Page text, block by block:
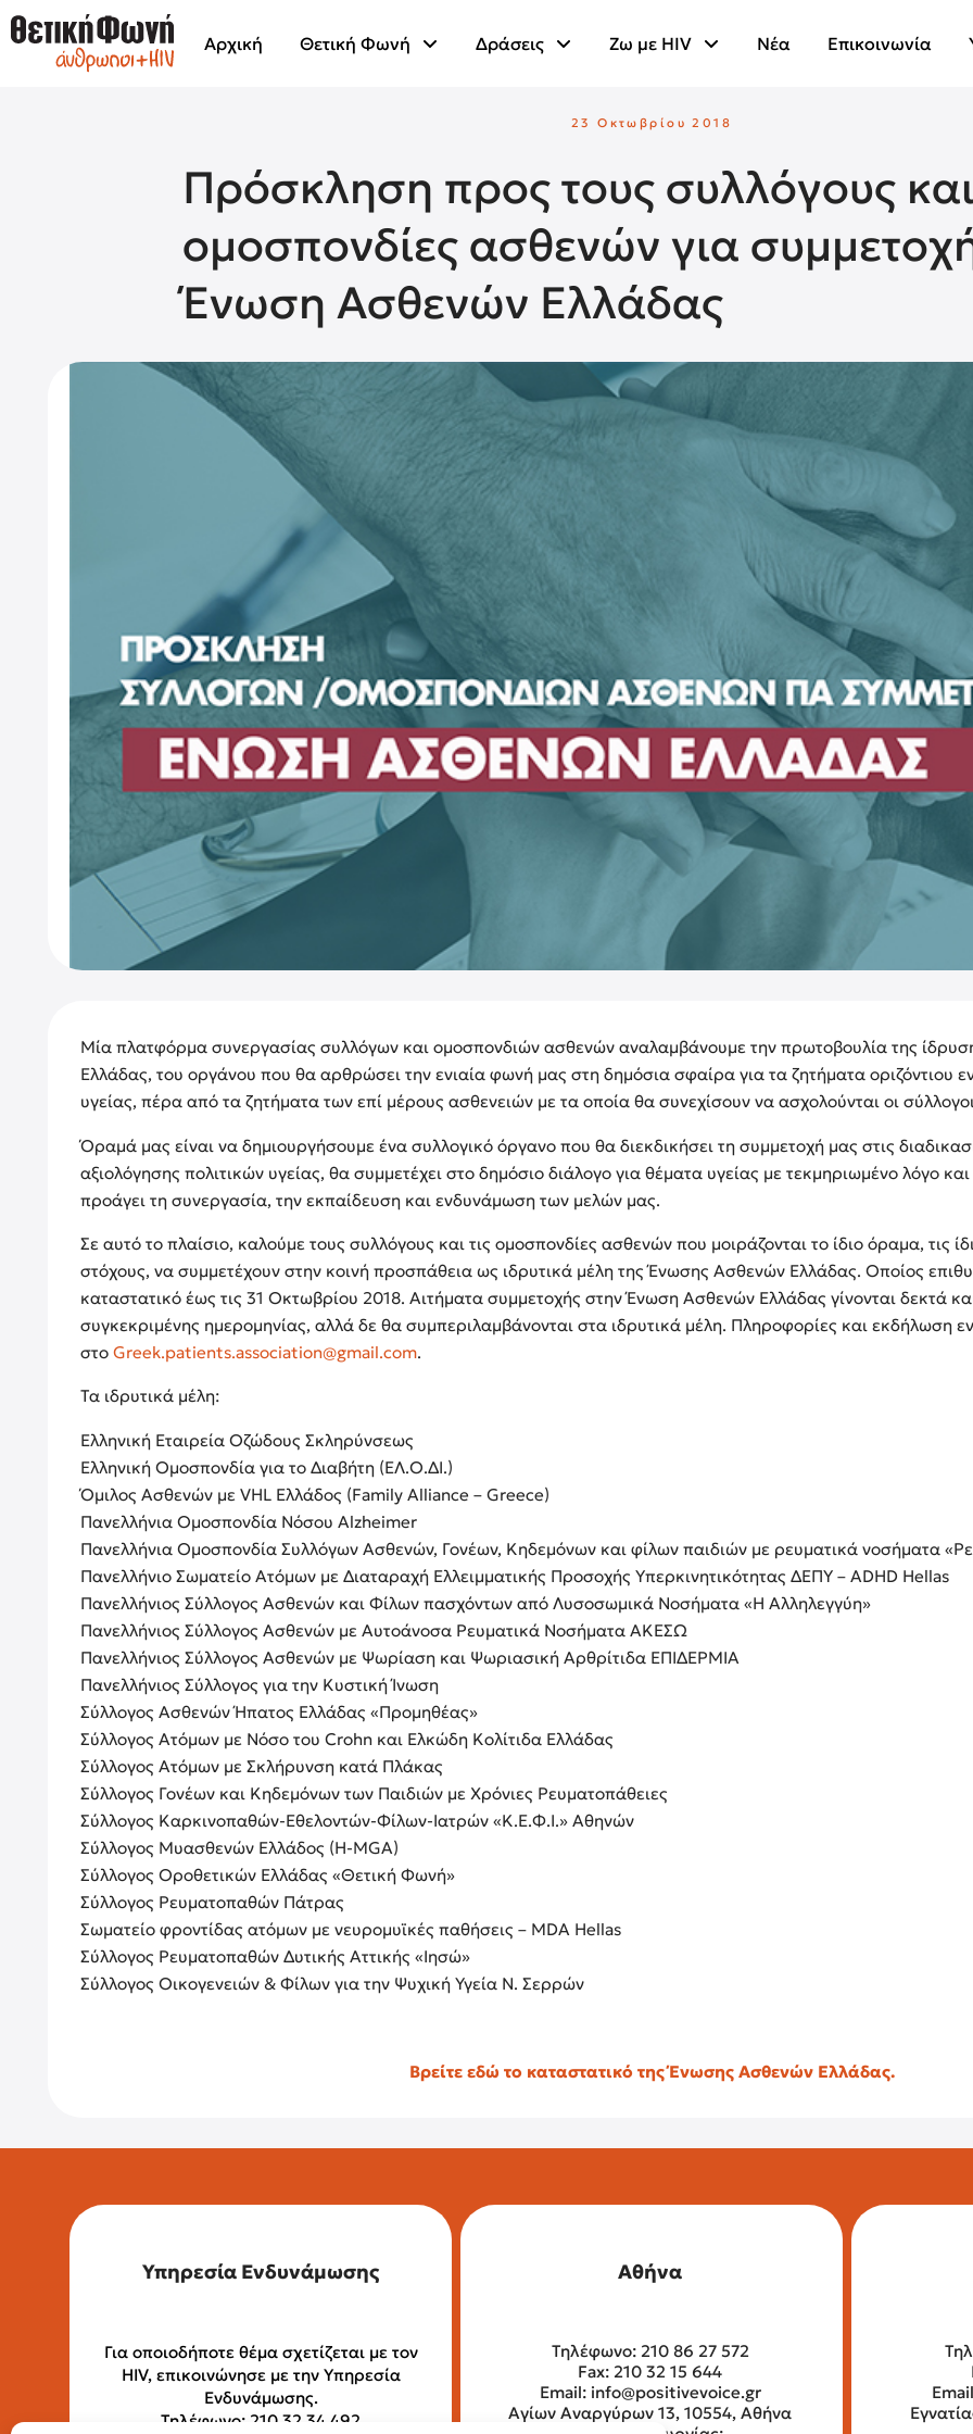
Αρχική Θετική Φωνή Δράσεις Ζω με HIV Νέα Επικοινωνία
23 Οκτωβρίου 2018
Πρόσκληση προς τους συλλόγους και
ομοσπονδίες ασθενών για
Ένωση Ασθενών Ελλάδας
Μία πλατφόρμα συνεργασίας συλλόγων και ομοσπονδιών ασθενών αναλαμβάνουμε την πρωτοβουλία της
Ελλάδας, του οργάνου που θα αρθρώσει την ενιαία φωνή μας στη δημόσια σφαίρα για τα ζητήματα οριζόντιου
υγείας, πέρα από τα ζητήματα των επί μέρους ασθενειών με τα οποία θα συνεχίσουν να ασχολούνται οι
Όραμά μας είναι να δημιουργήσουμε ένα συλλογικό όργανο που θα διεκδικήσει τη συμμετοχή μας στις
αξιολόγησης πολιτικών υγείας, θα συμμετέχει στο δημόσιο διάλογο για θέματα υγείας με τεκμηριωμένο λόγο
προάγει τη συνεργασία, την εκπαίδευση και ενδυνάμωση των μελών μας.
Σε αυτό το πλαίσιο, καλούμε τους συλλόγους και τις ομοσπονδίες ασθενών που μοιράζονται το ίδιο όραμα, τις
στόχους, να συμμετέχουν στην κοινή προσπάθεια ως ιδρυτικά μέλη της Ένωσης Ασθενών Ελλάδας. Οποίος
καταστατικό έως τις 31 Οκτωβρίου 2018. Αιτήματα συμμετοχής στην Ένωση Ασθενών Ελλάδας γίνονται δεκτά
συγκεκριμένης ημερομηνίας, αλλά δε θα συμπεριλαμβάνονται στα ιδρυτικά μέλη. Πληροφορίες και εκδήλωση
στο Greek.patients.association@gmail.com.
Τα ιδρυτικά μέλη:
Ελληνική Εταιρεία Οζώδους Σκληρύνσεως
Ελληνική Ομοσπονδία για το Διαβήτη (ΕΛ.Ο.ΔΙ.)
Όμιλος Ασθενών με VHL Ελλάδος (Family Alliance – Greece)
Πανελλήνια Ομοσπονδία Νόσου Alzheimer
Πανελλήνια Ομοσπονδία Συλλόγων Ασθενών, Γονέων, Κηδεμόνων και φίλων παιδιών με ρευματικά νοσήματα
Πανελλήνιο Σωματείο Ατόμων με Διαταραχή Ελλειμματικής Προσοχής Υπερκινητικότητας ΔΕΠΥ – ADHD Hellas
Πανελλήνιος Σύλλογος Ασθενών και Φίλων πασχόντων από Λυσοσωμικά Νοσήματα «Η Αλληλεγγύη»
Πανελλήνιος Σύλλογος Ασθενών με Αυτοάνοσα Ρευματικά Νοσήματα ΑΚΕΣΩ
Πανελλήνιος Σύλλογος Ασθενών με Ψωρίαση και Ψωριασική Αρθρίτιδα ΕΠΙΔΕΡΜΙΑ
Πανελλήνιος Σύλλογος για την Κυστική Ίνωση
Σύλλογος Ασθενών Ήπατος Ελλάδας «Προμηθέας»
Σύλλογος Ατόμων με Νόσο του Crohn και Ελκώδη Κολίτιδα Ελλάδας
Σύλλογος Ατόμων με Σκλήρυνση κατά Πλάκας
Σύλλογος Γονέων και Κηδεμόνων των Παιδιών με Χρόνιες Ρευματοπάθειες
Σύλλογος Καρκινοπαθών-Εθελοντών-Φίλων-Ιατρών «Κ.Ε.Φ.Ι.» Αθηνών
Σύλλογος Μυασθενών Ελλάδος (H-MGA)
Σύλλογος Οροθετικών Ελλάδας «Θετική Φωνή»
Σύλλογος Ρευματοπαθών Πάτρας
Σωματείο φροντίδας ατόμων με νευρομυϊκές παθήσεις – MDA Hellas
Σύλλογος Ρευματοπαθών Δυτικής Αττικής «Ιησώ»
Σύλλογος Οικογενειών & Φίλων για την Ψυχική Υγεία Ν. Σερρών
Βρείτε εδώ το καταστατικό της Ένωσης Ασθενών Ελλάδας.
Υπηρεσία Ενδυνάμωσης
Για οποιοδήποτε θέμα σχετίζεται με τον
HIV, επικοινώνησε με την Υπηρεσία
Ενδυνάμωσης.
Τηλέφωνο: 210 32 34 492
Αθήνα
Τηλέφωνο: 210 86 27 572
Fax: 210 32 15 644
Email: info@positivevoice.gr
Αγίων Αναργύρων 13, 10554, Αθήνα